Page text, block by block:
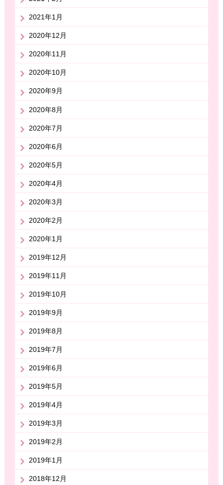
2021年1月
2020年12月
2020年11月
2020年10月
2020年9月
2020年8月
2020年7月
2020年6月
2020年5月
2020年4月
2020年3月
2020年2月
2020年1月
2019年12月
2019年11月
2019年10月
2019年9月
2019年8月
2019年7月
2019年6月
2019年5月
2019年4月
2019年3月
2019年2月
2019年1月
2018年12月